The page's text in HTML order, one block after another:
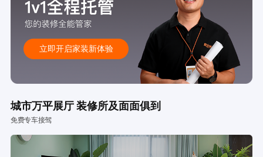
立即开启家装新体验
城市万平展厅 装修所及面面俱到
免费专车接驾